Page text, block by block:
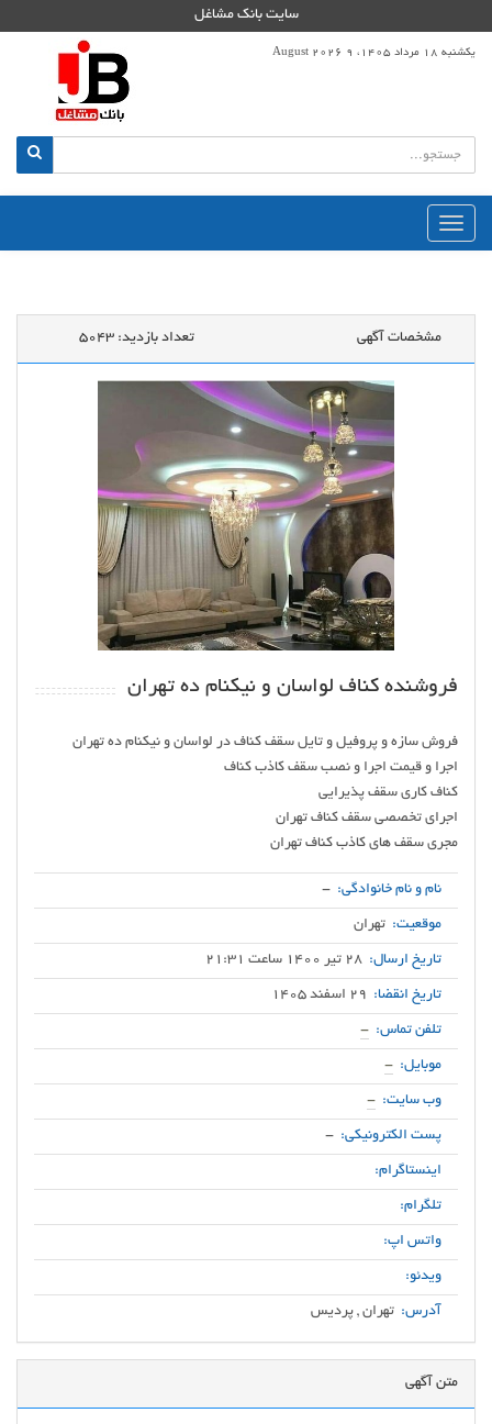
سایت بانک مشاغل
یکشنبه 18 مرداد 1405، 9 August 2026
منوی
اصلی
مشخصات آگهی تعداد بازدید: 5043
فروشنده کناف لواسان و نیکنام ده تهران
مجری سقف های کاذب کناف تهران
نام و نام خانوادگی: -
موقعیت: تهران
تاریخ ارسال: 28 تیر 1400 ساعت 21:31
تاریخ انقضا: 29 اسفند 1405
تلفن تماس: -
موبایل: -
وب سایت: -
پست الکترونیکی: -
اینستاگرام:
تلگرام:
واتس اپ:
ویدئو:
آدرس: تهران , پردیس
متن آگهی